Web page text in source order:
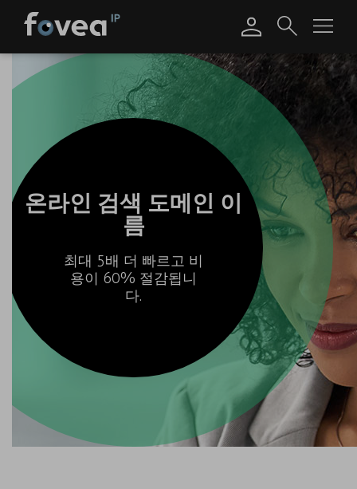
Skip
content
온라인 검색 도메인 이
름
최대 5배 더 빠르고 비
용이 60% 절감됩니
다.